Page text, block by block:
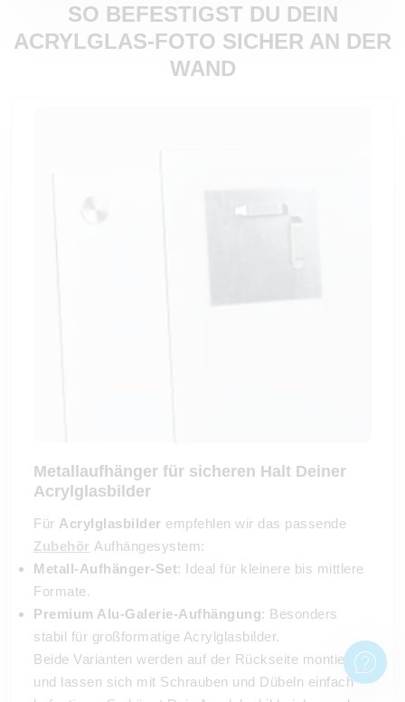
SO BEFESTIGST DU DEIN
ACRYLGLAS-FOTO SICHER AN DER
WAND
Metallaufhänger für sicheren Halt Deiner
Acrylglasbilder
Für Acrylglasbilder empfehlen wir das passende
Zubehör Aufhängesystem:
Metall-Aufhänger-Set: Ideal für kleinere bis mittlere
Formate.
Premium Alu-Galerie-Aufhängung: Besonders
stabil für großformatige Acrylglasbilder.
Beide Varianten werden auf der Rückseite montiert
und lassen sich mit Schrauben und Dübeln einfach